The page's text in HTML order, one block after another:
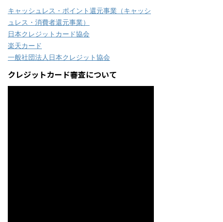
キャッシュレス・ポイント還元事業（キャッシ
ュレス・消費者還元事業）
日本クレジットカード協会
楽天カード
一般社団法人日本クレジット協会
クレジットカード審査について